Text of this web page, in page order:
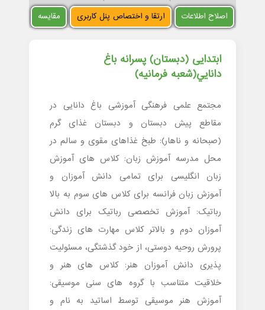
اصلاح اطلاعات ارتقا و اختصاص پنل کاربری مقایسه
ابتدایی (دبستان) پسرانه باغ
دانايي(شعبه فرمانیه)
مجتمع علمی فرهنگی آموزشی باغ دانایی در
مقاطع پیش دبستان و دبستان غذای گرم
(صبحانه و ناهار): طبخ غذاهای مقوی و سالم در
محل مدرسه آموزش زبان: کلاس های آموزش
زبان انگلیسی برای تمامی دانش آموزان و
آموزش زبان فرانسه برای کلاس های سوم به بالا
رباتیک: آموزش تخصصی رباتیک برای دانش
آموزان دوم و بالاتر کلاس مهارت های زندگی:
پرورش روحیه دوستی، از خود گذشتگی، مسئولیت
پذیری دانش آموزان هنر: کلاس های هنر و
خلاقیت متناسب با گروه های سنی موسیقی:
آموزش هنر موسیقی توسط اساتید به نام و